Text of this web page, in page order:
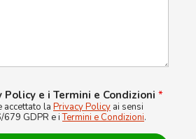
e i Termini e Condizioni *
accettato la Privacy Policy ai sensi
GDPR e iTermini e Condizioni.